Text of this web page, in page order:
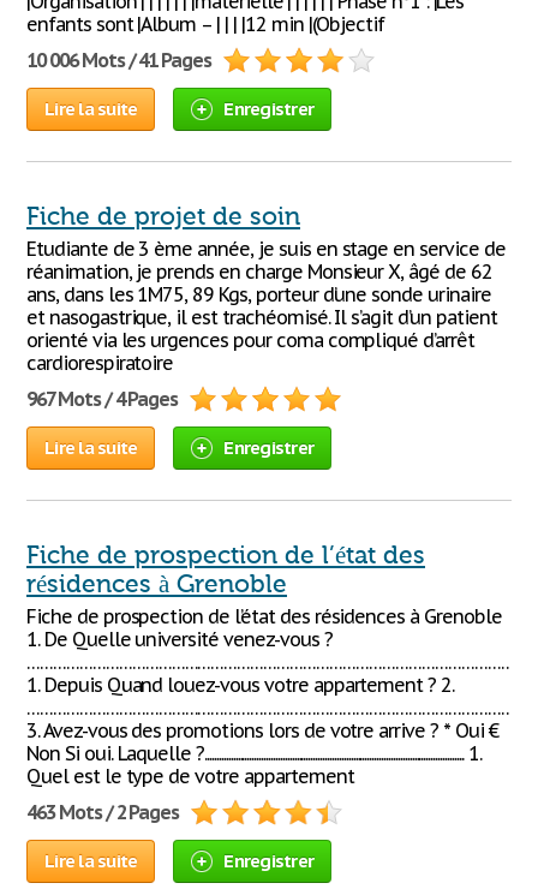
enfants sont |Album – | | | |12 min |(Objectif
10 006 Mots / 41 Pages
Lire la suite Enregistrer
Fiche de projet de soin
Etudiante de 3 ème année, je suis en stage en service de
réanimation, je prends en charge Monsieur X, âgé de 62
ans, dans les 1M75, 89 Kgs, porteur d’une sonde urinaire
et nasogastrique, il est trachéomisé. Il s’agit d’un patient
orienté via les urgences pour coma compliqué d’arrêt
cardiorespiratoire
967 Mots / 4 Pages
Lire la suite Enregistrer
Fiche de prospection de l’état des
résidences à Grenoble
Fiche de prospection de l’état des résidences à Grenoble
1. De Quelle université venez-vous ?
1. Depuis Quand louez-vous votre appartement ? 2.
3. Avez-vous des promotions lors de votre arrive ? * Oui €
Non Si oui. Laquelle ?.............................................................................................................. 1.
Quel est le type de votre appartement
463 Mots / 2 Pages
Lire la suite Enregistrer